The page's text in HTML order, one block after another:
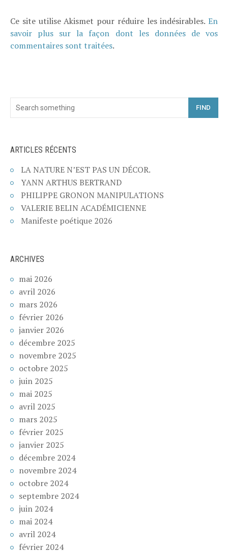
Ce site utilise Akismet pour réduire les indésirables. En
savoir plus sur la façon dont les données de vos
commentaires sont traitées.
FIND
ARTICLES RÉCENTS
LA NATURE N’EST PAS UN DÉCOR.
YANN ARTHUS BERTRAND
PHILIPPE GRONON MANIPULATIONS
VALERIE BELIN ACADÉMICIENNE
Manifeste poétique 2026
ARCHIVES
mai 2026
avril 2026
mars 2026
février 2026
janvier 2026
décembre 2025
novembre 2025
octobre 2025
juin 2025
mai 2025
avril 2025
mars 2025
février 2025
janvier 2025
décembre 2024
novembre 2024
octobre 2024
septembre 2024
juin 2024
mai 2024
avril 2024
février 2024